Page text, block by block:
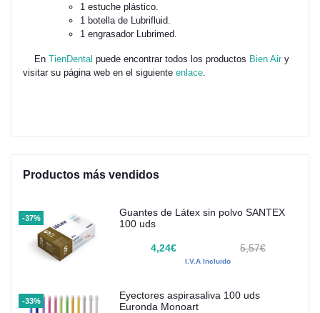
1 estuche plástico.
1 botella de Lubrifluid.
1 engrasador Lubrimed.
En TienDental puede encontrar todos los productos Bien Airy
visitar su página web en el siguiente enlace
Productos más vendidos
-37%
Guantes de Látex sin polvo SANTEX
100 uds
4,24€ 5,57€
I.V.A Incluido
-33%
Eyectores aspirasaliva 100 uds
Euronda Monoart